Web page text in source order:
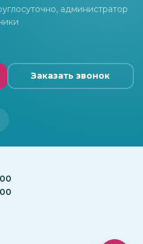
администратор
Заказать звонок